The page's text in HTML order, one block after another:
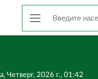
Четверг, 2026 г., 01:42